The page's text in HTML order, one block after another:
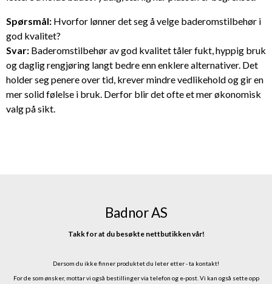
Spørsmål: Hvorfor lønner det seg å velge baderomstilbehør i
god kvalitet?
Svar: Baderomstilbehør av god kvalitet tåler fukt, hyppig bruk
og daglig rengjøring langt bedre enn enklere alternativer. Det
holder seg penere over tid, krever mindre vedlikehold og gir en
mer solid følelse i bruk. Derfor blir det ofte et mer økonomisk
valg på sikt.
Badnor AS
Takk for at du besøkte nettbutikken vår!
Dersom du ikke finner produktet du leter etter - ta kontakt!
For de som ønsker, mottar vi også bestillinger via telefon og e-post. Vi kan også sette opp